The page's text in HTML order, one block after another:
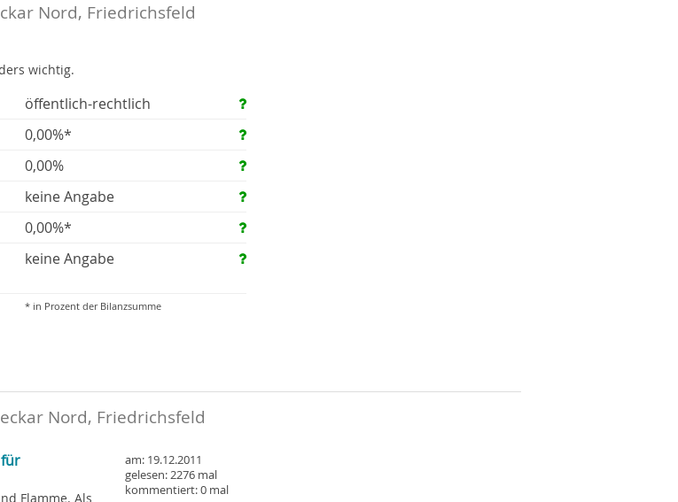
Nord, Friedrichsfeld
wichtig.
öffentlich-rechtlich
0,00%*
0,00%
keine Angabe
0,00%*
keine Angabe
* in Prozent der Bilanzsumme
Nord, Friedrichsfeld
am: 19.12.2011
gelesen: 2276 mal
kommentiert: 0 mal
Flamme. Als